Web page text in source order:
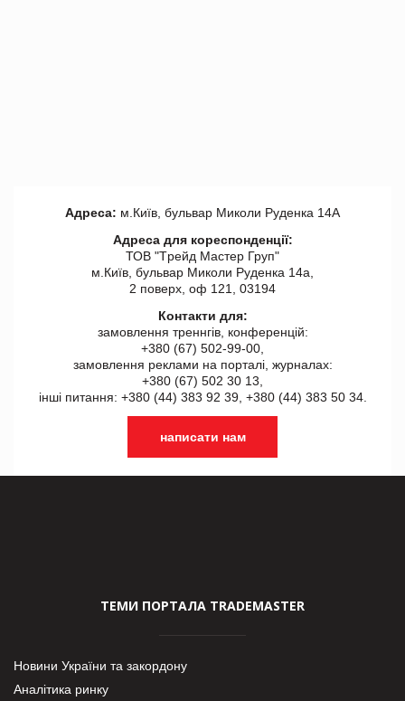
Адреса: м.Київ, бульвар Миколи Руденка 14А
Адреса для кореспонденції:
ТОВ "Tрейд Мастер Груп"
м.Київ, бульвар Миколи Руденка 14а,
2 поверх, оф 121, 03194
Контакти для:
замовлення треннгів, конференцій:
+380 (67) 502-99-00,
замовлення реклами на порталі, журналах:
+380 (67) 502 30 13,
інші питання: +380 (44) 383 92 39, +380 (44) 383 50 34.
написати нам
ТЕМИ ПОРТАЛА TRADEMASTER
Новини України та закордону
Аналітика ринку